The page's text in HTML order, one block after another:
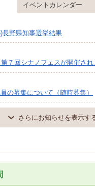
イベントカレンダー
長野県知事選挙結果
７回シナノフェスが開催され
の募集について（随時募集）
さらにお知らせを表示す